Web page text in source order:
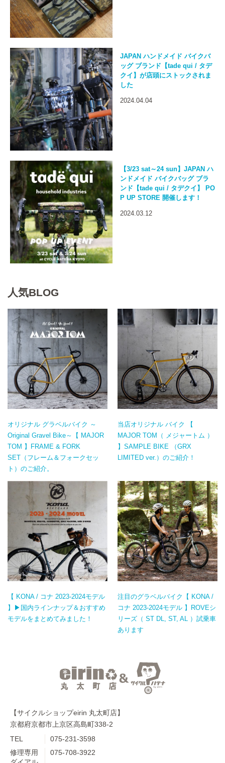
JAPAN ハンドメイド バイクバ
ッグ ブランド【tade qui / タデ
クイ】が店頭にストックされま
した
2024.04.04
【3/23 sat～24 sun】JAPAN ハ
ンドメイド バイクバッグ ブラ
ンド【tade qui / タデクイ】 PO
P UP STORE 開催します！
2024.03.12
人気BLOG
オリジナル グラベルバイク ～
Original Gravel Bike～【 MAJOR
TOM 】FRAME & FORK
SET（フレーム＆フォークセッ
ト）のご紹介。
当店オリジナル バイク 【
MAJOR TOM（ メジャートム ）
】SAMPLE BIKE （GRX
LIMITED ver.）のご紹介！
【 KONA / コナ 2023-2024モデル
】▶国内ラインナップ＆おすすめ
モデルをまとめてみました！
注目のグラベルバイク【 KONA /
コナ 2023-2024モデル 】ROVEシ
リーズ（ ST DL, ST, AL ）試乗車
あります
【サイクルショップeirin 丸太町店】
京都府京都市上京区高島町338-2
TEL
075-231-3598
修理専用
075-708-3922